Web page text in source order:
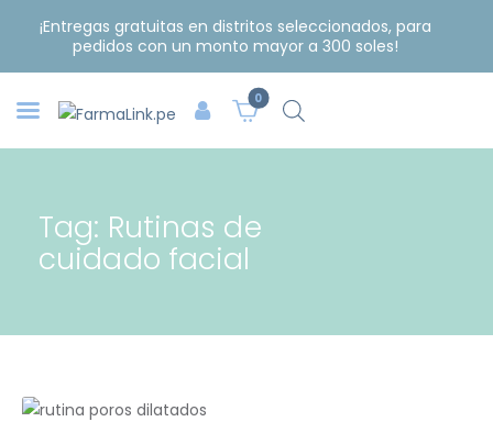
¡Entregas gratuitas en distritos seleccionados, para
pedidos con un monto mayor a 300 soles!
0
Tag: Rutinas de
cuidado facial